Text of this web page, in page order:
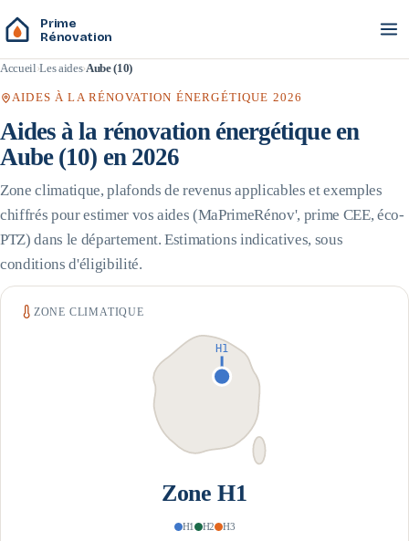
Prime
Rénovation
Accueil Les aides Aube (10)
AIDES À LA RÉNOVATION ÉNERGÉTIQUE 2026
Aides à la rénovation énergétique en
Aube(10) en 2026
Zone climatique, plafonds de revenus applicables et exemples
chiffrés pour estimer vos aides (MaPrimeRénov', prime CEE, éco-
PTZ) dans le département. Estimations indicatives, sous
conditions d'éligibilité.
ZONE CLIMATIQUE
H1
ZoneH1
H1 H2 H3